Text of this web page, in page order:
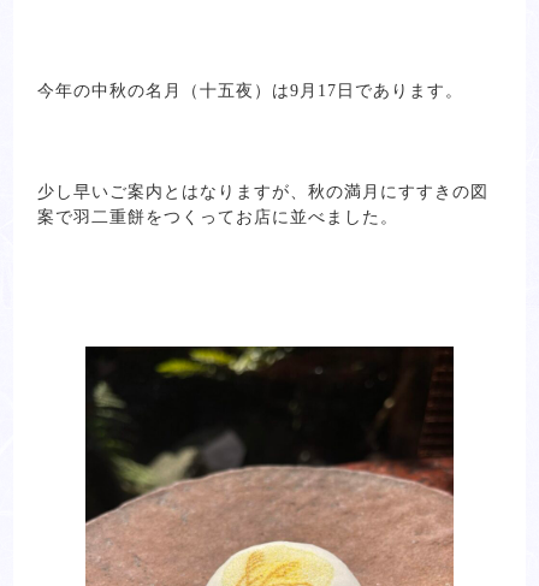
今年の中秋の名月（十五夜）は9月17日であります。
少し早いご案内とはなりますが、秋の満月にすすきの図
案で羽二重餅をつくってお店に並べました。